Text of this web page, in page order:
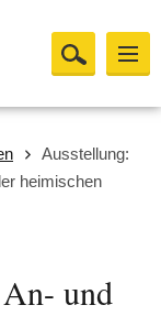
Ausstellung:
heimischen
und